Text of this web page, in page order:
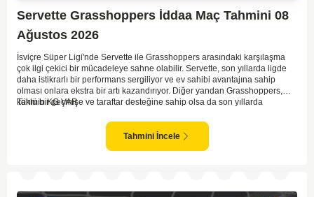
Servette Grasshoppers İddaa Maç Tahmini 08
Ağustos 2026
İsviçre Süper Ligi'nde Servette ile Grasshoppers arasındaki karşılaşma
çok ilgi çekici bir mücadeleye sahne olabilir. Servette, son yıllarda ligde
daha istikrarlı bir performans sergiliyor ve ev sahibi avantajına sahip
olması onlara ekstra bir artı kazandırıyor. Diğer yandan Grasshoppers,
köklü bir geçmişe ve taraftar desteğine sahip olsa da son yıllarda
genellikle maçlarda gol yollarında etkili olurken, Grasshoppers savunma
anlamında zaman zaman sorunlar yaşayabiliyor. Bu durumda,
karşılaşmanın gollü geçmesi muhtemel gözüküyor. İki takımın oyun tarzını
Tahmin KG VAR
Tahmini İncele